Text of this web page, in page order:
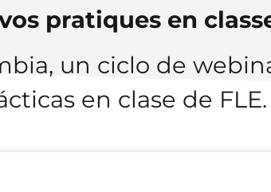
pratiques en
un ciclo de
en clase de FLE.